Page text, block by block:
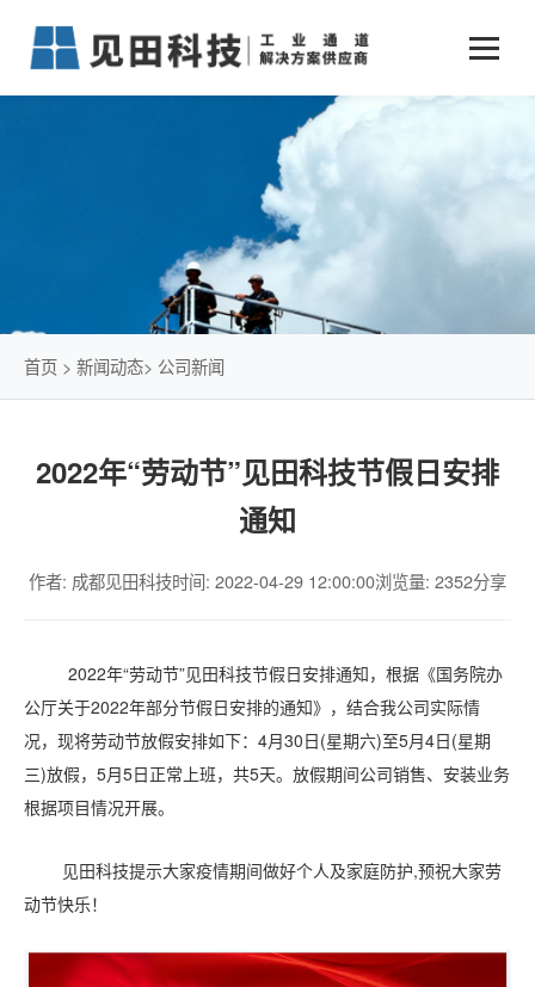
业务中心
仓储物流通道解决方案
智能立体库解决方案
简易升降机解决方案
新闻动态 +
传统仓储物流
石油化工行业
发展历程
首页 > 新闻动态> 公司新闻
2022年“劳动节”见田科技节假日安排
通知
作者: 成都见田科技时间: 2022-04-29 12:00:00浏览量: 2352分享
2022年“劳动节”见田科技节假日安排通知，根据《国务院办
公厅关于2022年部分节假日安排的通知》，结合我公司实际情
况，现将劳动节放假安排如下：4月30日(星期六)至5月4日(星期
三)放假，5月5日正常上班，共5天。放假期间公司销售、安装业务
根据项目情况开展。
见田科技提示大家疫情期间做好个人及家庭防护,预祝大家劳
动节快乐！